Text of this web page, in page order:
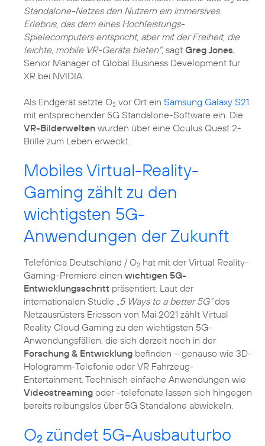
Standalone-Netzes den Nutzern ein immersives
Erlebnis, das dem eines Hochleistungs-
Spielecomputers entspricht, aber mit der Freiheit, die
leichte, mobile VR-Geräte bieten", sagt Greg Jones,
Senior Manager of Global Business Development für
XR bei NVIDIA.
Als Endgerät setzte O2 vor Ort ein Samsung Galaxy S21
mit entsprechender 5G Standalone-Software ein. Die
VR-Bilderwelten wurden über eine Oculus Quest 2-
Brille zum Leben erweckt.
Mobiles Virtual-Reality-
Gaming zählt zu den
wichtigsten 5G-
Anwendungen der Zukunft
Telefónica Deutschland / O2 hat mit der Virtual Reality-
Gaming-Premiere einen wichtigen 5G-
Entwicklungsschritt präsentiert. Laut der
internationalen Studie „5 Ways to a better 5G“des
Netzausrüsters Ericsson von Mai 2021 zählt Virtual
Reality Cloud Gaming zu den wichtigsten 5G-
Anwendungsfällen, die sich derzeit noch in der
Forschung & Entwicklung befinden – genauso wie 3D-
Hologramm-Telefonie oder VR Fahrzeug-
Entertainment. Technisch einfache Anwendungen wie
Videostreaming oder -telefonate lassen sich hingegen
bereits reibungslos über 5G Standalone abwickeln.
O2 zündet 5G-Ausbauturbo